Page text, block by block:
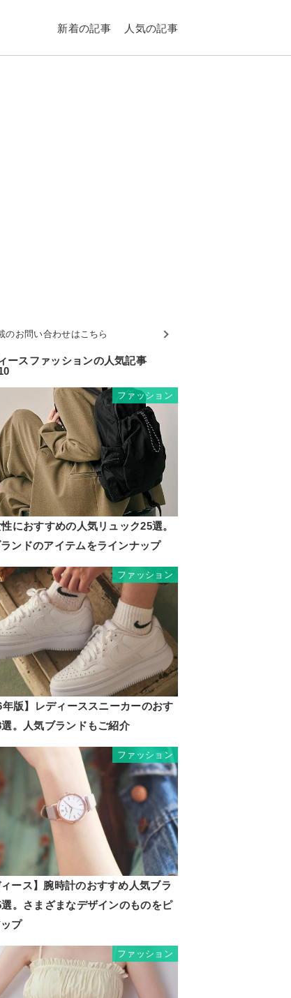
新着の記事 人気の記事
のお問い合わせはこちら
ースファッションの人気記事
ファッション
におすすめの人気リュック25選。
ンドのアイテムをラインナップ
ファッション
年版】レディーススニーカーのおす
。人気ブランドもご紹介
ファッション
ィース】腕時計のおすすめ人気ブラ
。さまざまなデザインのものをピ
プ
ファッション